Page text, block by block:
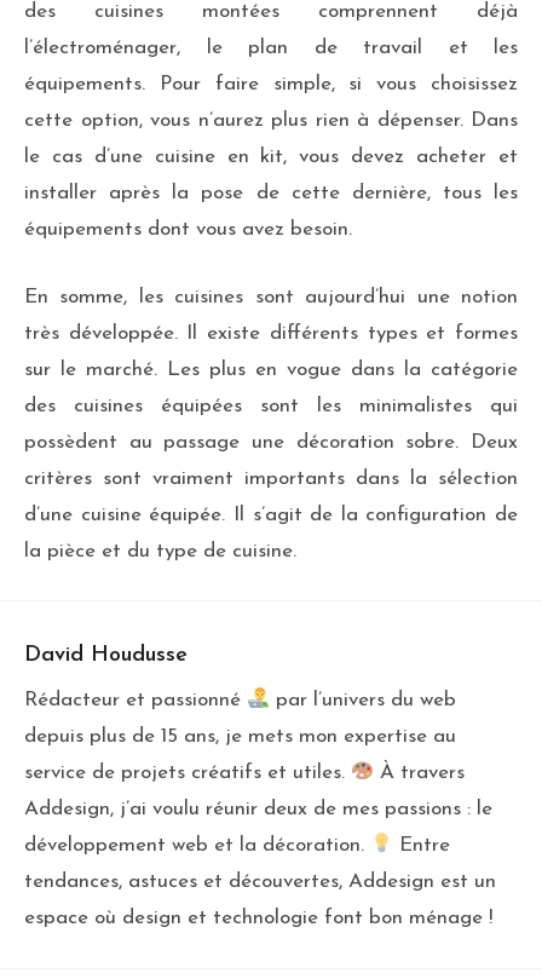
des cuisines montées comprennent déjà
l’électroménager, le plan de travail et les
équipements. Pour faire simple, si vous choisissez
cette option, vous n’aurez plus rien à dépenser. Dans
le cas d’une cuisine en kit, vous devez acheter et
installer après la pose de cette dernière, tous les
équipements dont vous avez besoin.
En somme, les cuisines sont aujourd’hui une notion
très développée. Il existe différents types et formes
sur le marché. Les plus en vogue dans la catégorie
des cuisines équipées sont les minimalistes qui
possèdent au passage une décoration sobre. Deux
critères sont vraiment importants dans la sélection
d’une cuisine équipée. Il s’agit de la configuration de
la pièce et du type de cuisine.
David Houdusse
Rédacteur et passionné
par l’univers du web
depuis plus de 15 ans, je mets mon expertise au
service de projets créatifs et utiles.
À travers
Addesign, j’ai voulu réunir deux de mes passions : le
développement web et la décoration.
Entre
tendances, astuces et découvertes, Addesign est un
espace où design et technologie font bon ménage !